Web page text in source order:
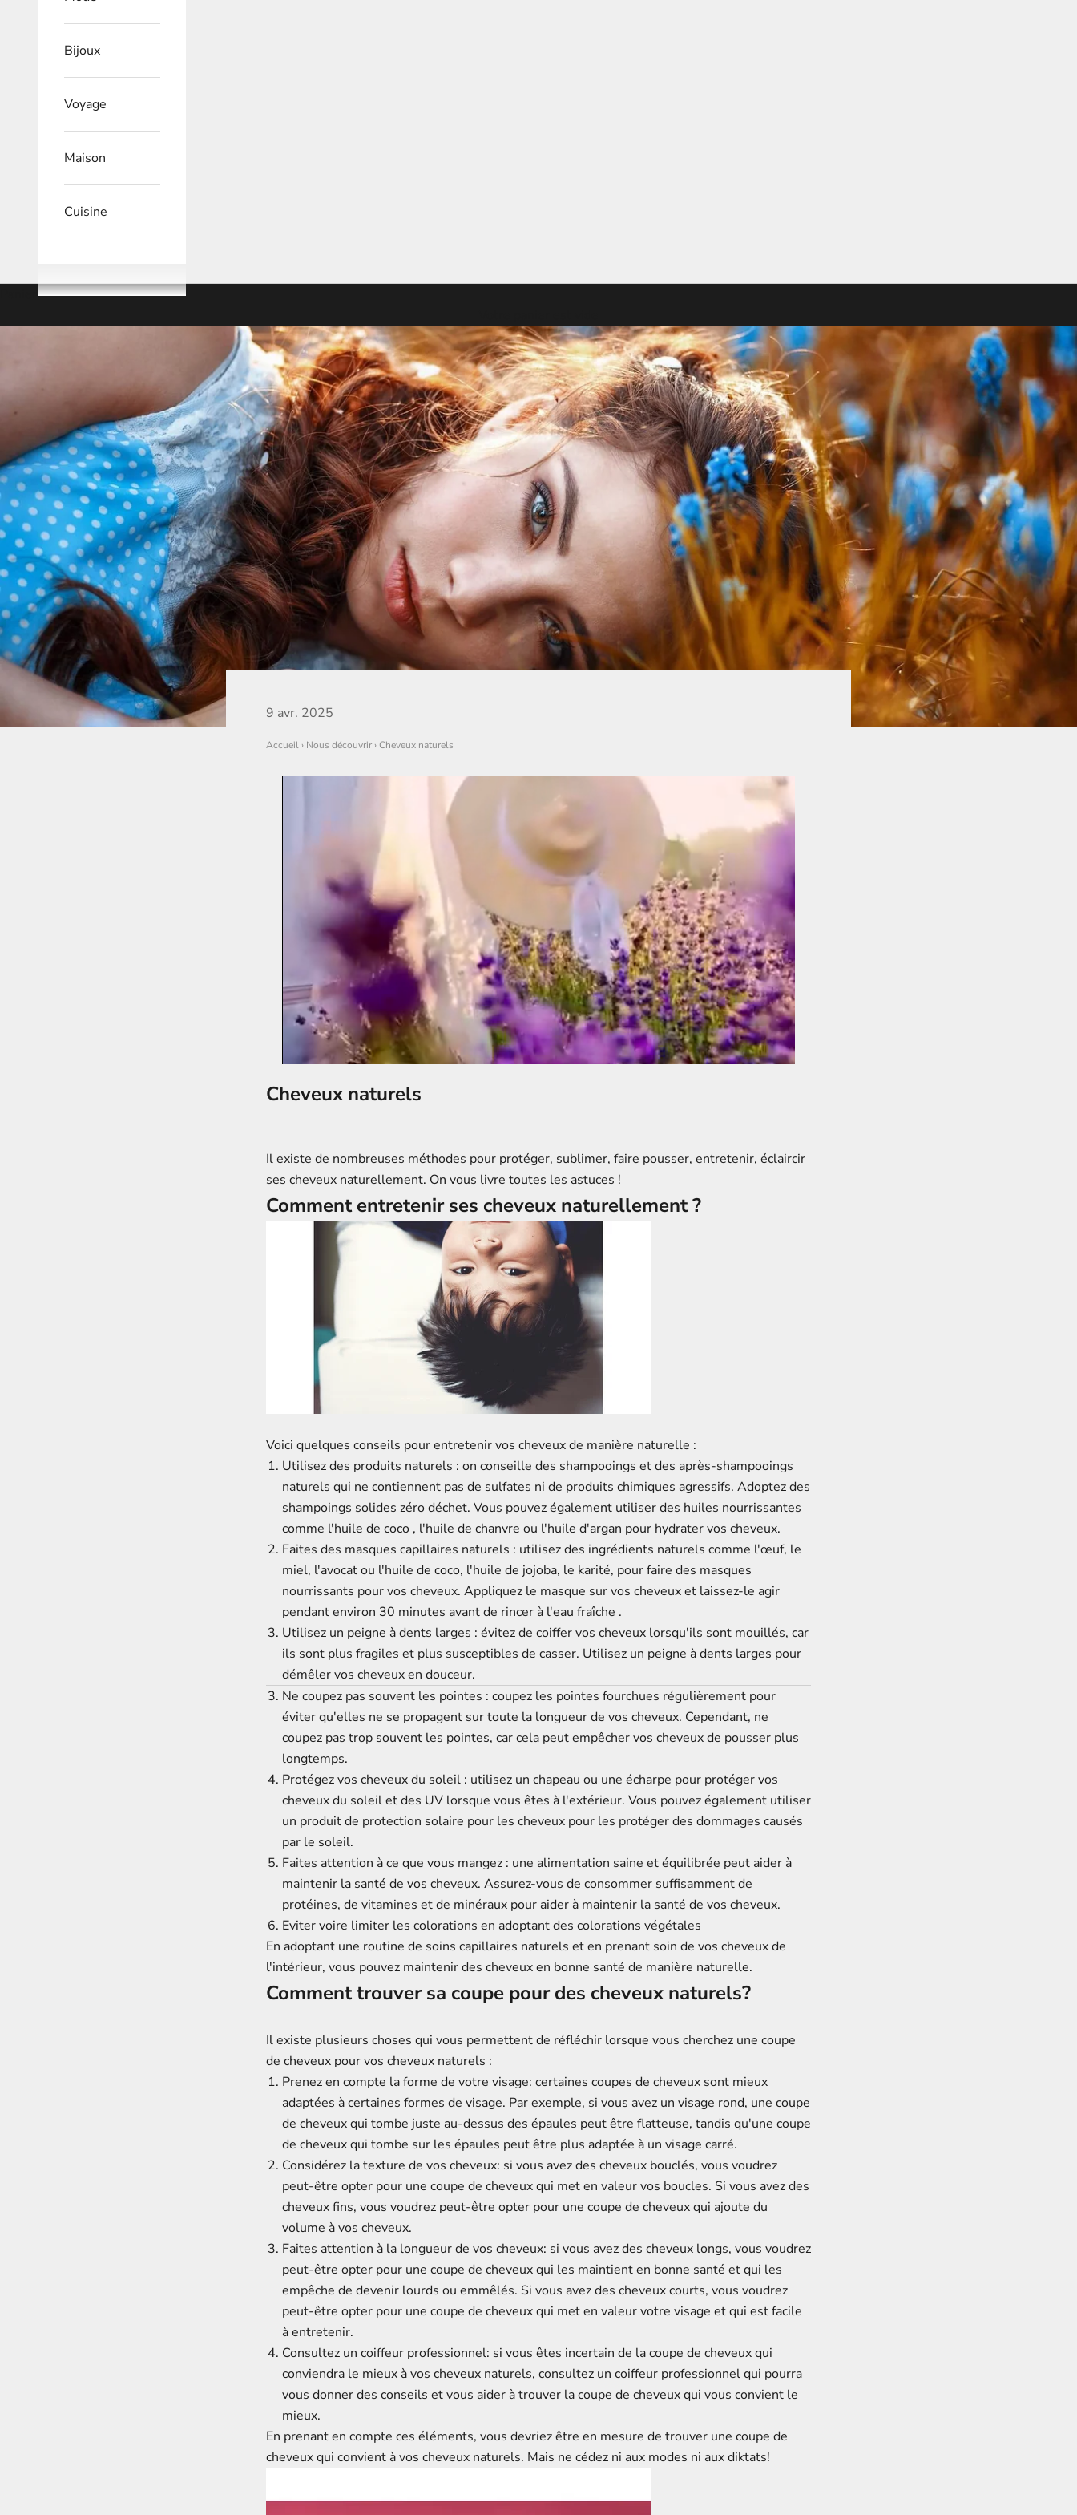
Bijoux
Voyage
Maison
Cuisine
9 avr. 2025
Accueil› Nous découvrir›Cheveux naturels
Cheveux naturels
Il existe de nombreuses méthodes pour protéger, sublimer, faire pousser, entretenir, éclaircir
ses cheveux naturellement. On vous livre toutes les astuces !
Comment entretenir ses cheveux naturellement ?
Voici quelques conseils pour entretenir vos cheveux de manière naturelle :
Utilisez des produits naturels : on conseille des shampooings et des après-shampooings
naturels qui ne contiennent pas de sulfates ni de produits chimiques agressifs. Adoptez des
shampoings solides zéro déchet. Vous pouvez également utiliser des huiles nourrissantes
comme l'huile de coco , l'huile de chanvre ou l'huile d'argan pour hydrater vos cheveux.
Faites des masques capillaires naturels : utilisez des ingrédients naturels comme l'œuf, le
miel, l'avocat ou l'huile de coco, l'huile de jojoba, le karité, pour faire des masques
nourrissants pour vos cheveux. Appliquez le masque sur vos cheveux et laissez-le agir
pendant environ 30 minutes avant de rincer à l'eau fraîche .
Utilisez un peigne à dents larges : évitez de coiffer vos cheveux lorsqu'ils sont mouillés, car
ils sont plus fragiles et plus susceptibles de casser. Utilisez un peigne à dents larges pour
démêler vos cheveux en douceur.
Ne coupez pas souvent les pointes : coupez les pointes fourchues régulièrement pour
éviter qu'elles ne se propagent sur toute la longueur de vos cheveux. Cependant, ne
coupez pas trop souvent les pointes, car cela peut empêcher vos cheveux de pousser plus
longtemps.
Protégez vos cheveux du soleil : utilisez un chapeau ou une écharpe pour protéger vos
cheveux du soleil et des UV lorsque vous êtes à l'extérieur. Vous pouvez également utiliser
un produit de protection solaire pour les cheveux pour les protéger des dommages causés
par le soleil.
Faites attention à ce que vous mangez : une alimentation saine et équilibrée peut aider à
maintenir la santé de vos cheveux. Assurez-vous de consommer suffisamment de
protéines, de vitamines et de minéraux pour aider à maintenir la santé de vos cheveux.
Eviter voire limiter les colorations en adoptant des colorations végétales
En adoptant une routine de soins capillaires naturels et en prenant soin de vos cheveux de
l'intérieur, vous pouvez maintenir des cheveux en bonne santé de manière naturelle.
Comment trouver sa coupe pour des cheveux naturels?
Il existe plusieurs choses qui vous permettent de réfléchir lorsque vous cherchez une coupe
de cheveux pour vos cheveux naturels :
Prenez en compte la forme de votre visage: certaines coupes de cheveux sont mieux
adaptées à certaines formes de visage. Par exemple, si vous avez un visage rond, une coupe
de cheveux qui tombe juste au-dessus des épaules peut être flatteuse, tandis qu'une coupe
de cheveux qui tombe sur les épaules peut être plus adaptée à un visage carré.
Considérez la texture de vos cheveux: si vous avez des cheveux bouclés, vous voudrez
peut-être opter pour une coupe de cheveux qui met en valeur vos boucles. Si vous avez des
cheveux fins, vous voudrez peut-être opter pour une coupe de cheveux qui ajoute du
volume à vos cheveux.
Faites attention à la longueur de vos cheveux: si vous avez des cheveux longs, vous voudrez
peut-être opter pour une coupe de cheveux qui les maintient en bonne santé et qui les
empêche de devenir lourds ou emmêlés. Si vous avez des cheveux courts, vous voudrez
peut-être opter pour une coupe de cheveux qui met en valeur votre visage et qui est facile
à entretenir.
Consultez un coiffeur professionnel: si vous êtes incertain de la coupe de cheveux qui
conviendra le mieux à vos cheveux naturels, consultez un coiffeur professionnel qui pourra
vous donner des conseils et vous aider à trouver la coupe de cheveux qui vous convient le
mieux.
En prenant en compte ces éléments, vous devriez être en mesure de trouver une coupe de
cheveux qui convient à vos cheveux naturels. Mais ne cédez ni aux modes ni aux diktats!